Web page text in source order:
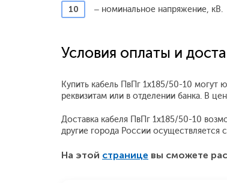
10 – номинальное напряжение, кВ.
Условия оплаты и
Купить кабель ПвПг 1x185/50-10 могут
реквизитам или в отделении банка. В
Доставка кабеля ПвПг 1x185/50-10
другие города России
На этой странице вы сможете